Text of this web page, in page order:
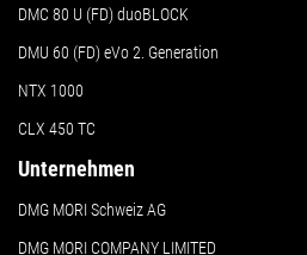
DMC 80 U (FD) duoBLOCK
DMU 60 (FD) eVo 2. Generation
NTX 1000
CLX 450 TC
Unternehmen
DMG MORI Schweiz AG
DMG MORI COMPANY LIMITED